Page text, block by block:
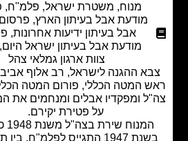
משטרת ישראל, פלמ"ח,פרסום
מודעת אבל בעיתון הארץ,פרסום מודעת
אבל בעיתון ידיעות אחרונות,פרסום
מודעת אבל בעיתון ישראל היום,צה"ל,
צוות ארגון גמלאי צהל
ההגנה לישראל, רב אלוף אביב כוכבי,
המטה הכללי, פורום המטה הכללי, חיילי
ומפקדיו אבלים ומנחמים את המשפחה
על פטירת יקירם.
המנוח שירת בצה"ל משנת 1948 כאשר
בשנת 1947 התגייס לפלמ"ח. בין תפקידיו